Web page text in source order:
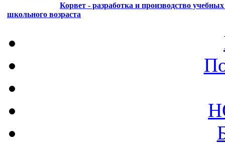
Корвет - разработка и производство
школьного возраста